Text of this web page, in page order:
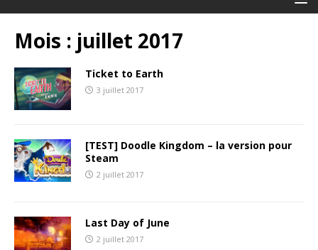
Mois : juillet 2017
Ticket to Earth
3 juillet 2017
[TEST] Doodle Kingdom – la version pour
Steam
2 juillet 2017
Last Day of June
2 juillet 2017